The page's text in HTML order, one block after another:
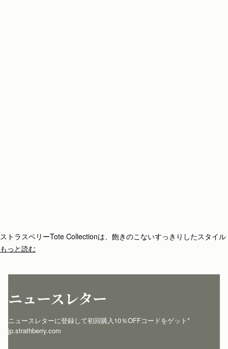
ストラスベリーTote Collectionは、飽きのこないすっきりしたスタイル
と、ストラスベリー独自のバーを取ってに掛けて閉じる独特のバークロ
もっと読む
ニュースレター
ニュースレターに登録して初回購入10％OFFコードをゲット*
jp.strathberry.com